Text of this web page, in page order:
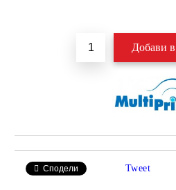
Сподели Tweet